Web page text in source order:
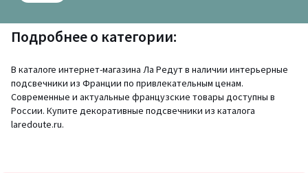
Подробнее о категории:
В каталоге интернет-магазина Ла Редут в наличии интерьерные
подсвечники из Франции по привлекательным ценам.
Современные и актуальные французские товары доступны в
России. Купите декоративные подсвечники из каталога
laredoute.ru.